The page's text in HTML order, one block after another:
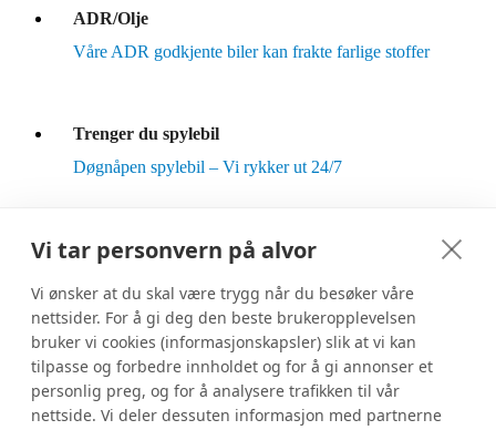
Vi tar personvern på alvor
Vi ønsker at du skal være trygg når du besøker våre
nettsider. For å gi deg den beste brukeropplevelsen
bruker vi cookies (informasjonskapsler) slik at vi kan
tilpasse og forbedre innholdet og for å gi annonser et
personlig preg, og for å analysere trafikken til vår
nettside. Vi deler dessuten informasjon med partnerne
ADR/Olje
Våre ADR godkjente biler kan frakte farlige stoffer
Trenger du spylebil
Døgnåpen spylebil – Vi rykker ut 24/7
Vedlikeholdsspyling
Vær føre var – slik at skadene ikke oppstår
Kontakt oss